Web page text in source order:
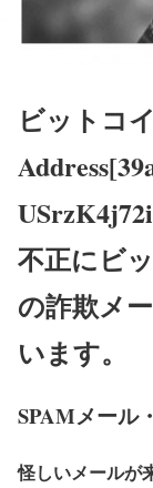
ビットコ
不正にビ
の詐欺メ
います。
SPAMメール
怪しいメールが